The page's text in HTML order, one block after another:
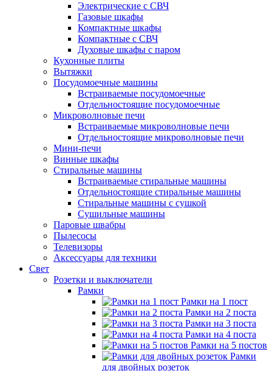
Электрические с СВЧ
Газовые шкафы
Компактные шкафы
Компактные с СВЧ
Духовые шкафы с паром
Кухонные плиты
Вытяжки
Посудомоечные машины
Встраиваемые посудомоечные
Отдельностоящие посудомоечные
Микроволновые печи
Встраиваемые микроволновые печи
Отдельностоящие микроволновые печи
Мини-печи
Винные шкафы
Стиральные машины
Встраиваемые стиральные машины
Отдельностоящие стиральные машины
Стиральные машины с сушкой
Сушильные машины
Паровые швабры
Пылесосы
Телевизоры
Аксессуары для техники
Свет
Розетки и выключатели
Рамки
Рамки на 1 пост
Рамки на 2 поста
Рамки на 3 поста
Рамки на 4 поста
Рамки на 5 постов
Рамки
для двойных розеток